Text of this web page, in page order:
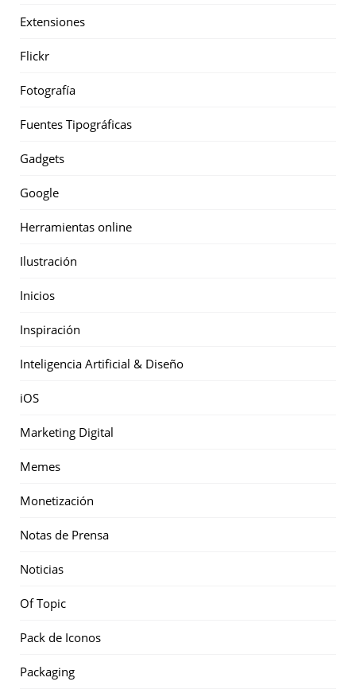
Extensiones
Flickr
Fotografía
Fuentes Tipográficas
Gadgets
Google
Herramientas online
Ilustración
Inicios
Inspiración
Inteligencia Artificial & Diseño
iOS
Marketing Digital
Memes
Monetización
Notas de Prensa
Noticias
Of Topic
Pack de Iconos
Packaging